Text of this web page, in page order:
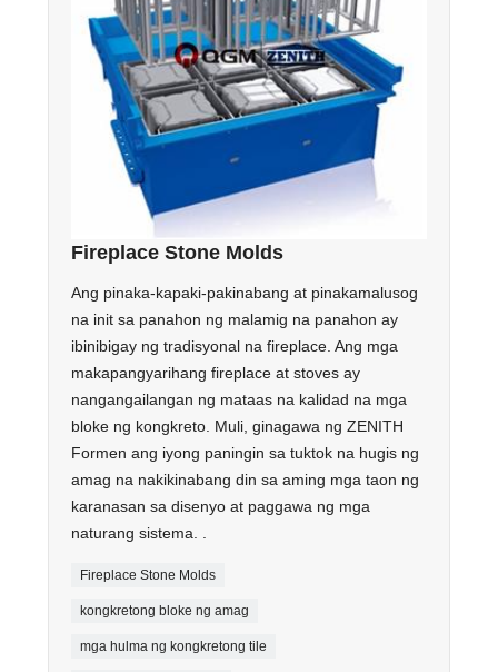
Fireplace Stone Molds
Ang pinaka-kapaki-pakinabang at pinakamalusog
na init sa panahon ng malamig na panahon ay
ibinibigay ng tradisyonal na fireplace. Ang mga
makapangyarihang fireplace at stoves ay
nangangailangan ng mataas na kalidad na mga
bloke ng kongkreto. Muli, ginagawa ng ZENITH
Formen ang iyong paningin sa tuktok na hugis ng
amag na nakikinabang din sa aming mga taon ng
karanasan sa disenyo at paggawa ng mga
naturang sistema. .
Fireplace Stone Molds
kongkretong bloke ng amag
mga hulma ng kongkretong tile